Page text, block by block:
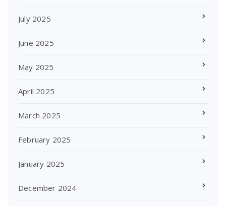
July 2025
June 2025
May 2025
April 2025
March 2025
February 2025
January 2025
December 2024